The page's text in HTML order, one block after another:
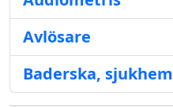
Avlösare
Baderska, sjukhem